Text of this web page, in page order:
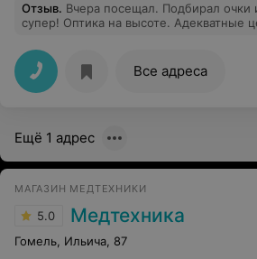
Отзыв. Вчера посещал. Подбирал очки
супер! Оптика на высоте. Адекватные
"Люкс-Оптика". Крайне рекомендую.
Все адреса
Ещё 1 адрес
МАГАЗИН МЕДТЕХНИКИ
5.0 Медтехника
Гомель, Ильича, 87